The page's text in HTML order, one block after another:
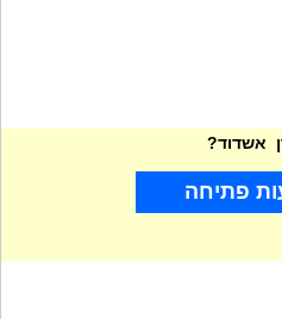
אשדוד?
פתיחה